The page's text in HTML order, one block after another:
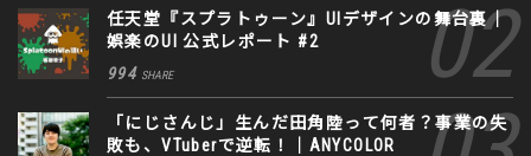
任天堂『スプラトゥーン』UIデザインの舞台裏｜
娯楽のUI 公式レポート #2
994 SHARE
「にじさんじ」生んだ田角陸って何者？事業の失
敗も、VTuberで逆転！｜ANYCOLOR